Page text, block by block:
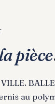
pièce
au